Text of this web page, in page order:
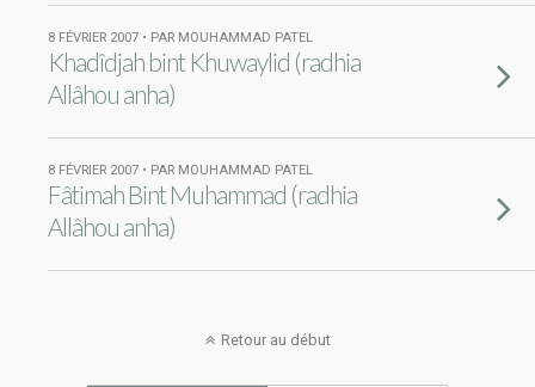
8 FÉVRIER 2007 • PAR MOUHAMMAD PATEL
Khadîdjah bint Khuwaylid (radhia
Allâhou anha)
8 FÉVRIER 2007 • PAR MOUHAMMAD PATEL
Fâtimah Bint Muhammad (radhia
Allâhou anha)
Retour au début